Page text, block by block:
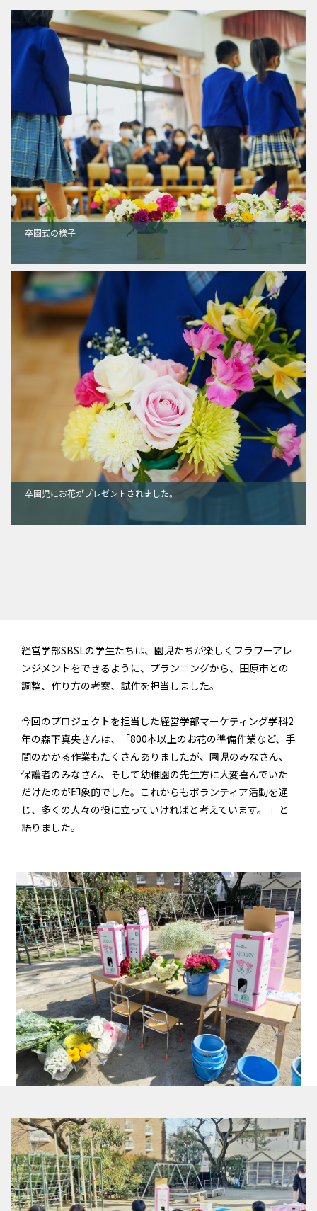
卒園式の様子
卒園児にお花がプレゼントされました。
経営学部SBSLの学生たちは、園児たちが楽しくフラワーアレ
ンジメントをできるように、プランニングから、田原市との
調整、作り方の考案、試作を担当しました。
今回のプロジェクトを担当した経営学部マーケティング学科2
年の森下真央さんは、「800本以上のお花の準備作業など、手
間のかかる作業もたくさんありましたが、園児のみなさん、
保護者のみなさん、そして幼稚園の先生方に大変喜んでいた
だけたのが印象的でした。これからもボランティア活動を通
じ、多くの人々の役に立っていければと考えています。 」と
語りました。